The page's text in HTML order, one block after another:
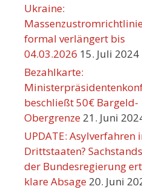
Ukraine:
formal verlängert bis
04.03.2026 15. Juli 2024
Bezahlkarte:
beschließt 50€ Bargeld-
Obergrenze 21. Juni
UPDATE: Asylverfahren
Drittstaaten?
der Bundesregierung
klare Absage 20. Juni